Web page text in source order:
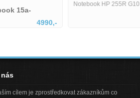
15a-
4990,-
Notebook HP 255R G10
nás
cílem je zprostředkovat zákazníkům co